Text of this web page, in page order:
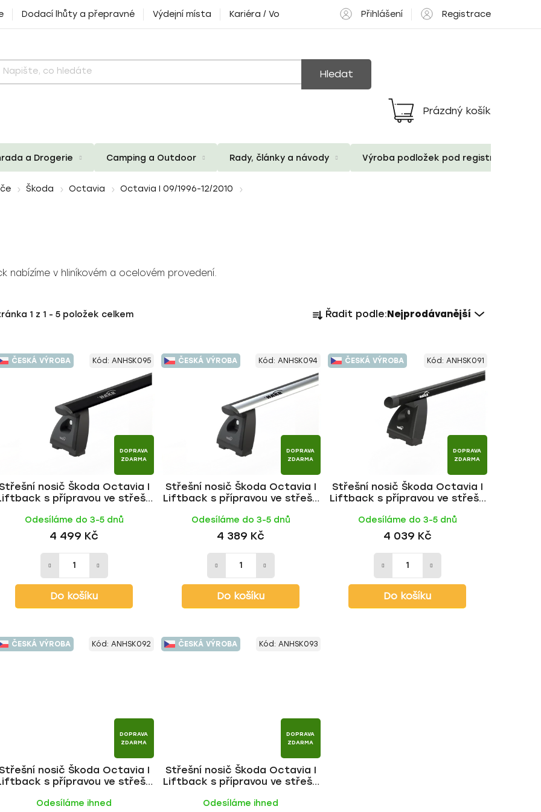
Dodací lhůty a přepravné Výdejní místa Kariéra / Volné pozice Přihlášení Registrace
Hledat
Nákupní
košík
Prázdný košík
a Drogerie Camping a Outdoor Rady, články a návody Výroba podložek pod registrační
Škoda Octavia
Octavia I 09/1996-12/2010
v hliníkovém a ocelovém provedení.
1 z 1 - 5 položek celkem
a
n
í
o
d
u
k
t
Řadit podle:Nejprodávanější
ČESKÁ VÝROBA
DOPRAVA
ZDARMA
nosič Škoda Octavia I
s přípravou ve střeše
HAKR
Odesíláme do 3-5 dnů
4 499 Kč
Do košíku
Kód: ANHSK095 ČESKÁ VÝROBA
DOPRAVA
ZDARMA
Střešní nosič Škoda Octavia I
Liftback s přípravou ve střeše
Odesíláme do 3-5 dnů
4 389 Kč
Do košíku
Kód: ANHSK094 ČESKÁ VÝROBA
DOPRAVA
ZDARMA
Střešní nosič Škoda Octavia I
Liftback s přípravou ve střeše
Odesíláme do 3-5 dnů
4 039 Kč
Do košíku
Kód: ANHSK091
ČESKÁ VÝROBA
DOPRAVA
ZDARMA
nosič Škoda Octavia I
s přípravou ve střeše
Odesíláme ihned
Kód: ANHSK092 ČESKÁ VÝROBA
DOPRAVA
ZDARMA
Střešní nosič Škoda Octavia I
Liftback s přípravou ve střeše
Odesíláme ihned
Kód: ANHSK093